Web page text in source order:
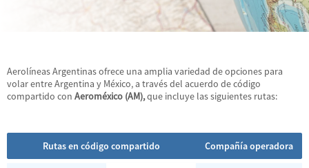
Aerolíneas Argentinas ofrece una amplia variedad de opciones para
volar entre Argentina y México, a través del acuerdo de código
compartido con Aeroméxico (AM),que incluye las siguientes rutas:
Rutas en código compartido Compañía operadora